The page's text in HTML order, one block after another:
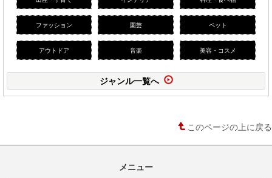
ファッション 園芸 ペット
アウトドア 音楽 美容・コスメ
ジャンル一覧へ
このページの上に戻る
メニュー